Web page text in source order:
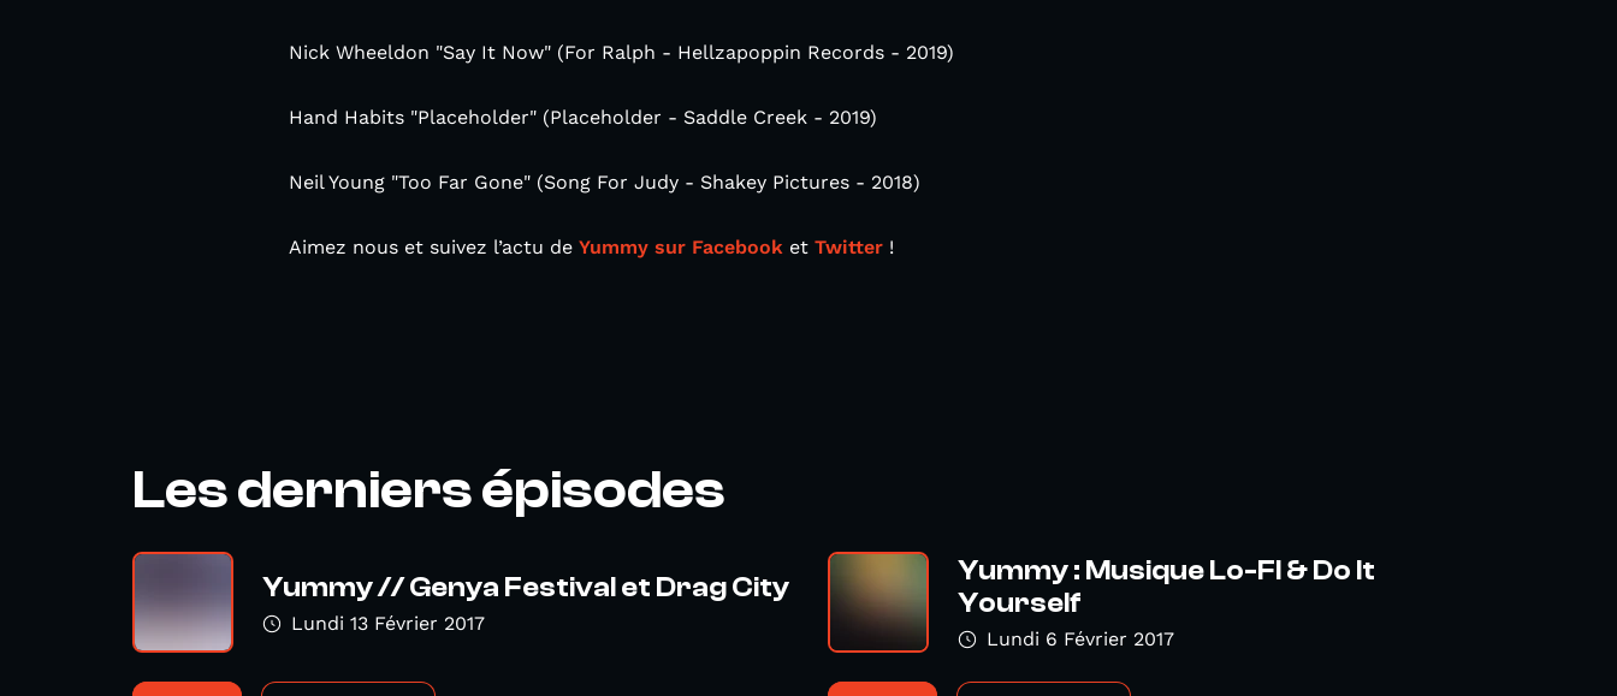
Nick Wheeldon "Say It Now" (For Ralph - Hellzapoppin Records - 2019)
Hand Habits "Placeholder" (Placeholder - Saddle Creek - 2019)
Neil Young "Too Far Gone" (Song For Judy - Shakey Pictures - 2018)
Aimez nous et suivez l’actu de Yummy sur Facebook et Twitter !
Les derniers épisodes
Yummy // Genya Festival et Drag City
Lundi 13 Février 2017
Yummy : Musique Lo-FI & Do It
Yourself
Lundi 6 Février 2017